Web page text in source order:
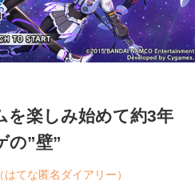
を楽しみ始めて約3年
の”壁”
てな匿名ダイアリー）